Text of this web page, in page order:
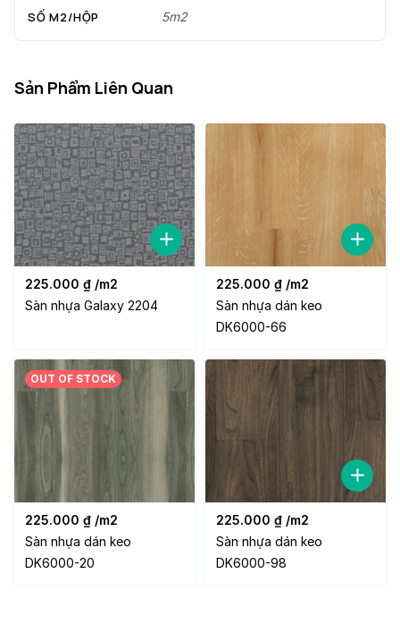
SỐ M2/HỘP 5m2
Sản Phẩm Liên Quan
225.000 ₫ /m2
Sàn nhựa Galaxy 2204
225.000 ₫ /m2
Sàn nhựa dán keo
DK6000-66
OUT OF STOCK
225.000 ₫ /m2
Sàn nhựa dán keo
DK6000-20
225.000 ₫ /m2
Sàn nhựa dán keo
DK6000-98